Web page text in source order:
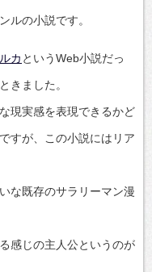
ルの小説です。
カ というWeb小説だっ
きました。
現実感を表現できるかど
すが、この小説にはリア
な既存のサラリーマン漫
感じの主人公というのが